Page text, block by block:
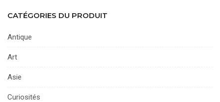
CATÉGORIES DU PRODUIT
Antique
Art
Asie
Curiosités